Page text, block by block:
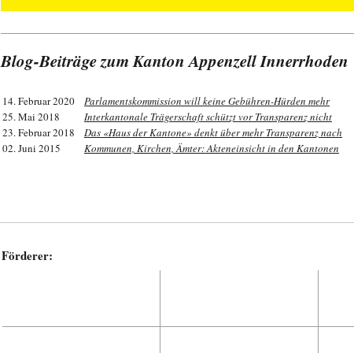
Blog-Beiträge zum Kanton Appenzell Innerrhoden
14. Februar 2020
Parlamentskommission will keine Gebühren-Hürden mehr
25. Mai 2018
Interkantonale Trägerschaft schützt vor Transparenz nicht
23. Februar 2018
Das «Haus der Kantone» denkt über mehr Transparenz nach
02. Juni 2015
Kommunen, Kirchen, Ämter: Akteneinsicht in den Kantonen
Förderer: